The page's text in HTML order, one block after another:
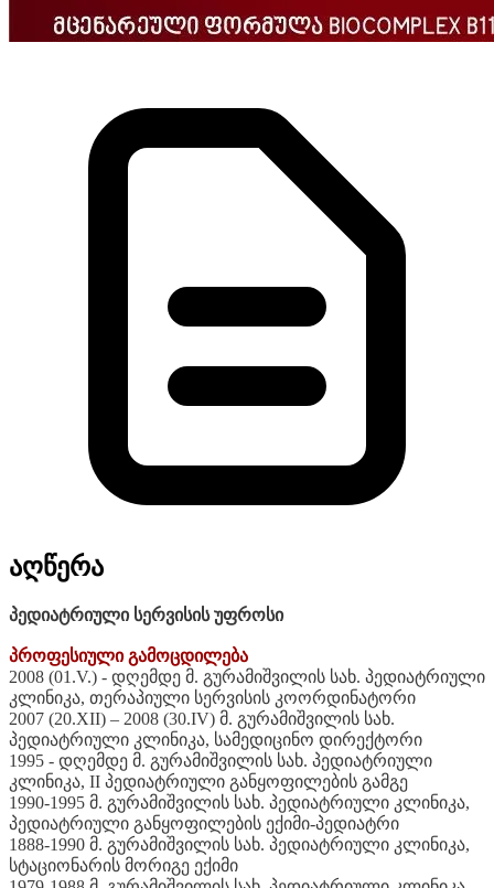
აღწერა
პედიატრიული სერვისის უფროსი
პროფესიული გამოცდილება
2008 (01.V.) - დღემდე მ. გურამიშვილის სახ. პედიატრიული
კლინიკა, თერაპიული სერვისის კოორდინატორი
2007 (20.XII) – 2008 (30.IV) მ. გურამიშვილის სახ.
პედიატრიული კლინიკა, სამედიცინო დირექტორი
1995 - დღემდე მ. გურამიშვილის სახ. პედიატრიული
კლინიკა, II პედიატრიული განყოფილების გამგე
1990-1995 მ. გურამიშვილის სახ. პედიატრიული კლინიკა,
პედიატრიული განყოფილების ექიმი-პედიატრი
1888-1990 მ. გურამიშვილის სახ. პედიატრიული კლინიკა,
სტაციონარის მორიგე ექიმი